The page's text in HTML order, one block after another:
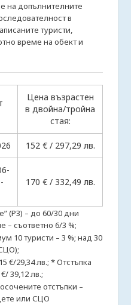
на допълнителните
в
туристи,
време на обект и
Цена възрастен
в двойна/тройна
стая:
152 € / 297,29 лв.
170 € / 332,49 лв.
(РЗ) – до 60/30 дни
– съответно 6/3 %;
10 туристи – 3 %; над 30
€/29,34 лв.; * Отстъпка
39,12 лв.;
отстъпки –
или СЦО